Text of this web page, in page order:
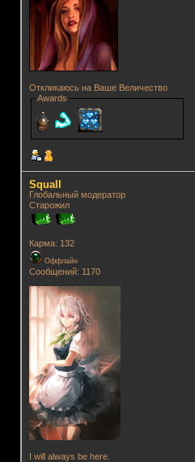
Откликаюсь на Ваше Величество
Awards
Squall
Глобальный модератор
Старожил
Карма: 132
Оффлайн
Сообщений: 1170
I will always be here.